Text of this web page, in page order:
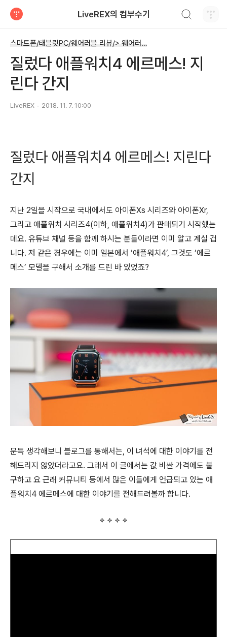
LiveREX의 컴부수기
스마트폰/태블릿PC/웨어러블 리뷰/> 웨어러블 디바이스 - 스마트워치 등
질렀다 애플워치4 에르메스! 지
린다 간지
LiveREX 2018. 11. 7. 10:00
질렀다 애플워치4 에르메스! 지린다
간지
지난 2일을 시작으로 국내에서도 아이폰Xs 시리즈와 아이폰Xr,
그리고 애플워치 시리즈4(이하, 애플워치4)가 판매되기 시작했는
데요. 유튜브 채널 등을 함께 하시는 분들이라면 이미 알고 계실 겁
니다. 저 같은 경우에는 이미 일본에서 ‘애플워치4’, 그것도 ‘에르
메스’ 모델을 구해서 소개를 드린 바 있었죠?
문득 생각해보니 블로그를 통해서는, 이 녀석에 대한 이야기를 전
해드리지 않았더라고요. 그래서 이 글에서는 값 비싼 가격에도 불
구하고 요 근래 커뮤니티 등에서 많은 이들에게 언급되고 있는 애
플워치4 에르메스에 대한 이야기를 전해드려볼까 합니다.